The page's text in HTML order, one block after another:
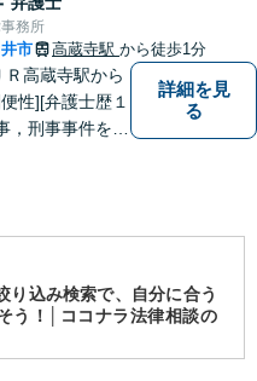
務所
市 高蔵寺駅 から徒歩1分
Ｒ高蔵寺駅から
性][弁護士歴１
，刑事事件を問
ことを目指し
り事がございま
にご相談下さ
詳細を見
る
り込み検索で、自分に合う
う！│ココナラ法律相談の